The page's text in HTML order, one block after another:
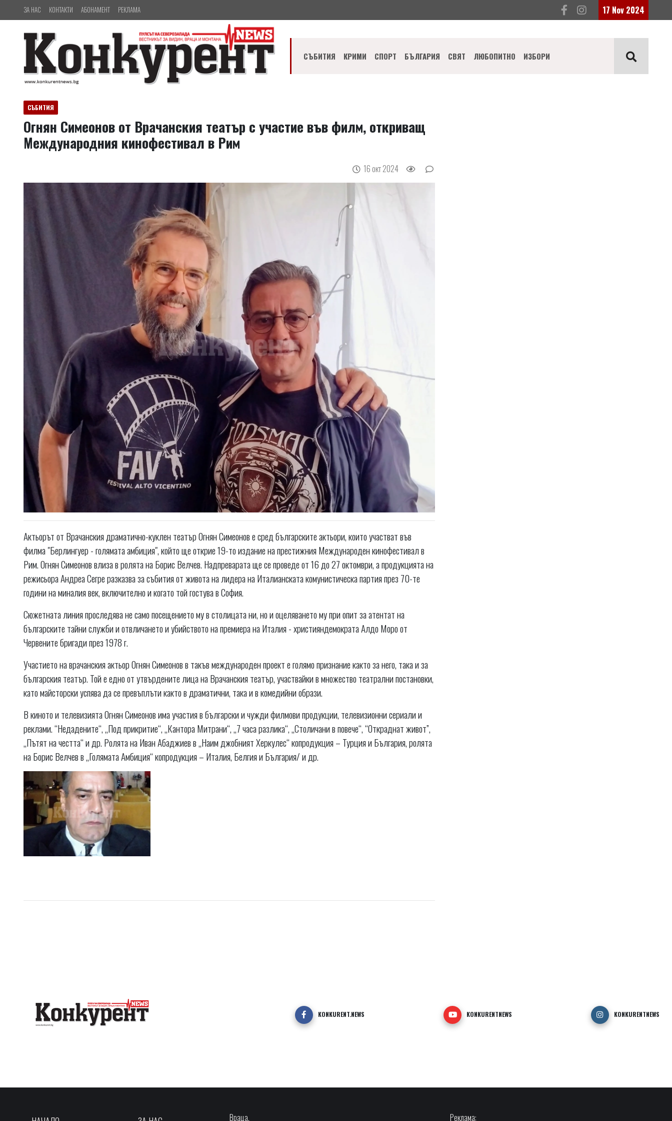
ЗА НАС КОНТАКТИ АБОНАМЕНТ РЕКЛАМА 17 Nov 2024
СЪБИТИЯ КРИМИ СПОРТ БЪЛГАРИЯ СВЯТ ЛЮБОПИТНО ИЗБОРИ
СЪБИТИЯ
Огнян Симеонов от Врачанския театър с участие във филм, откриващ
Международния кинофестивал в Рим
16 окт 2024
Актьорът от Врачанския драматично-куклен театър Огнян Симеонов е сред българските актьори, които участват във
филма "Берлингуер - голямата амбиция", който ще открие 19-то издание на престижния Международен кинофестивал в
Рим. Огнян Симеонов влиза в ролята на Борис Велчев. Надпреварата ще се проведе от 16 до 27 октомври, а продукцията на
режисьора Андреа Сегре разказва за събития от живота на лидера на Италианската комунистическа партия през 70-те
години на миналия век, включително и когато той гостува в София.
Сюжетната линия проследява не само посещението му в столицата ни, но и оцеляването му при опит за атентат на
българските тайни служби и отвличането и убийството на премиера на Италия - християндемократа Алдо Моро от
Червените бригади през 1978 г.
Участието на врачанския актьор Огнян Симеонов в такъв международен проект е голямо признание както за него, така и за
българския театър. Той е едно от утвърдените лица на Врачанския театър, участвайки в множество театрални постановки,
като майсторски успява да се превъплъти както в драматични, така и в комедийни образи.
В киното и телевизията Огнян Симеонов има участия в български и чужди филмови продукции, телевизионни сериали и
реклами. “Недадените“, „Под прикритие“, „Кантора Митрани“, „7 часа разлика“, „Столичани в повече“, “Откраднат живот”,
„Пътят на честта“ и др. Ролята на Иван Абаджиев в „Наим джобният Херкулес“ копродукция – Турция и България, ролята
на Борис Велчев в „Голямата Амбиция“ копродукция – Италия, Белгия и България/ и др.
KONKURENT.NEWS KONKURENTNEWS KONKURENTNEWS
Враца, Реклама: